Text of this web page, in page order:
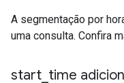
A segmentação por
uma consulta. Confira
start time